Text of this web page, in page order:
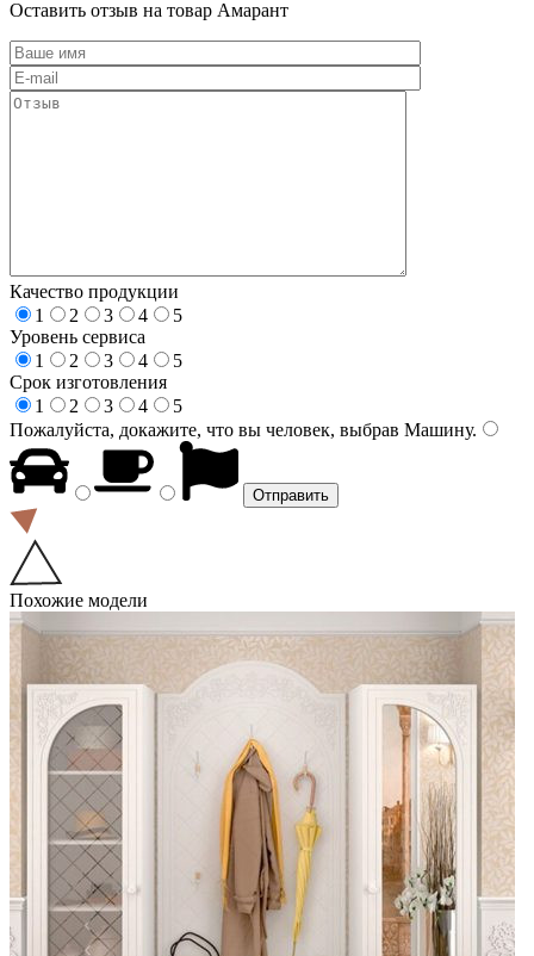
Оставить отзыв на товар Амарант
Качество продукции
1
2 3 4
5
Уровень сервиса
1
2 3 4
5
Срок изготовления
1
2 3 4
5
Пожалуйста, докажите, что вы человек, выбрав Машину.
Похожие модели